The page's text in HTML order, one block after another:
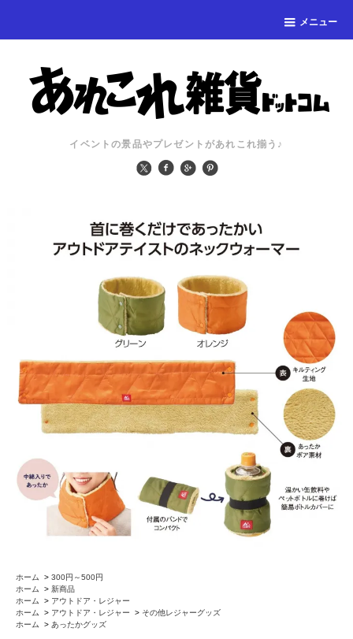
メニュー
イベントの景品やプレゼントがあれこれ揃う♪
ホーム > 300円～500円
ホーム
> 新商品
ホーム
> アウトドア・レジャー
ホーム
> アウトドア・レジャー > その他レジャーグッズ
ホーム
> あったかグッズ